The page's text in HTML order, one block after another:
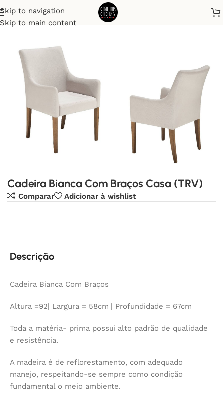
Skip to navigation
Skip to main content
Início Cadeiras
Cadeira Bianca Com Braços Casa (TRV)
Comparar Adicionar à wishlist
Descrição
Cadeira Bianca Com Braços
Altura =92| Largura = 58cm | Profundidade = 67cm
Toda a matéria- prima possui alto padrão de qualidade
e resistência.
A madeira é de reflorestamento, com adequado
manejo, respeitando-se sempre como condição
fundamental o meio ambiente.